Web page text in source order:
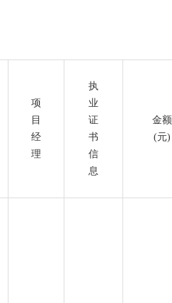
项
目
经
理
执
业
证
书
信
息
金额
(元)